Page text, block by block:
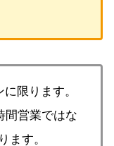
限ります。
間営業ではな
す。